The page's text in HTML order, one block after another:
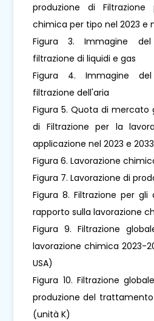
produzione di
chimica per tipo nel 2023 e
Figura 3. Immagine
filtrazione di liquidi e gas
Figura 4. Immagine
filtrazione dell'aria
Figura 5. Quota di mercato
di Filtrazione per la
applicazione nel 2023 e 2033
Figura 6. Lavorazione
Figura 7. Lavorazione di
Figura 8. Filtrazione per
rapporto sulla lavorazione
Figura 9. Filtrazione
lavorazione chimica 2023-
USA)
Figura 10. Filtrazione
produzione del
(unità K)